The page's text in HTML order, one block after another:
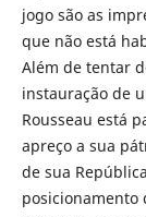
jogo são as
que não está
Além de tentar
instauração de
Rousseau está
apreço a sua
de sua
posicionamento